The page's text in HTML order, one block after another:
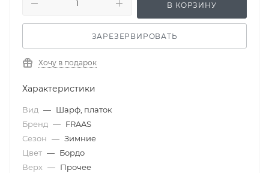
В КОРЗИНУ
ЗАРЕЗЕРВИРОВАТЬ
Хочу в подарок
Характеристики
Вид — Шарф, платок
Бренд — FRAAS
Сезон — Зимние
Цвет — Бордо
Верх — Прочее